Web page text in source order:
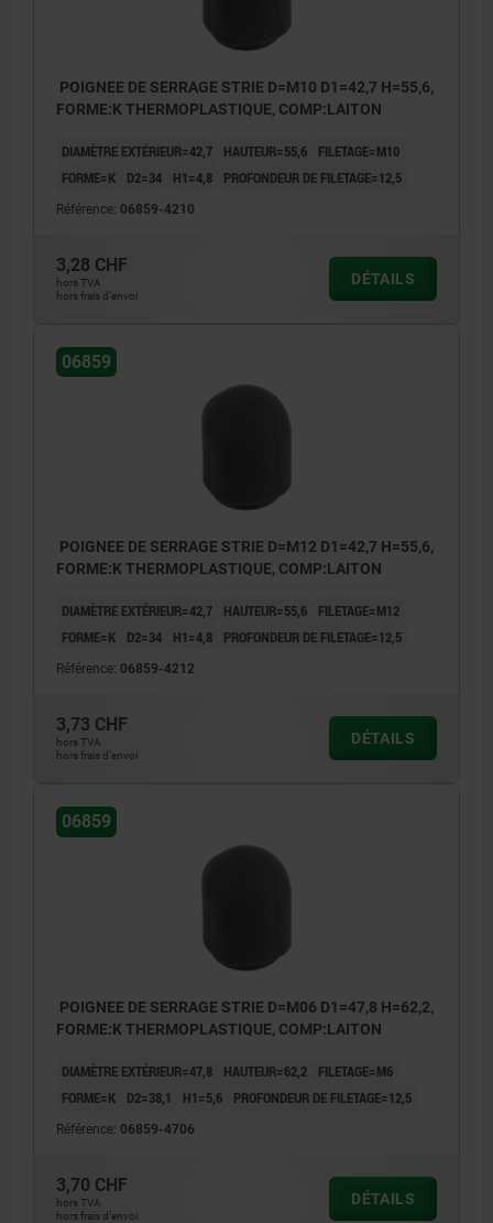
POIGNEE DE SERRAGE STRIE D=M10 D1=42,7 H=55,6,
FORME:K THERMOPLASTIQUE, COMP:LAITON
DIAMÈTRE EXTÉRIEUR=42,7 HAUTEUR=55,6
FILETAGE=M10
FORME=K
D2=34 H1=4,8 PROFONDEUR DE FILETAGE=12,5
Référence: 06859-4210
3,28 CHF
hors TVA
hors frais d’envoi
DÉTAILS
06859
POIGNEE DE SERRAGE STRIE D=M12 D1=42,7 H=55,6,
FORME:K THERMOPLASTIQUE, COMP:LAITON
DIAMÈTRE EXTÉRIEUR=42,7 HAUTEUR=55,6
FILETAGE=M12
FORME=K
D2=34 H1=4,8 PROFONDEUR DE FILETAGE=12,5
Référence: 06859-4212
3,73 CHF
hors TVA
hors frais d’envoi
DÉTAILS
06859
POIGNEE DE SERRAGE STRIE D=M06 D1=47,8 H=62,2,
FORME:K THERMOPLASTIQUE, COMP:LAITON
DIAMÈTRE EXTÉRIEUR=47,8 HAUTEUR=62,2
FILETAGE=M6
FORME=K
D2=38,1 H1=5,6 PROFONDEUR DE FILETAGE=12,5
Référence: 06859-4706
3,70 CHF
hors TVA
hors frais d’envoi
DÉTAILS